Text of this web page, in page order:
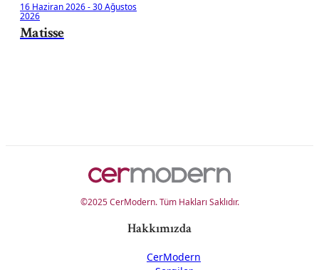
16 Haziran 2026-30 Ağustos
2026
Matisse
©2025 CerModern. Tüm Hakları Saklıdır.
Hakkımızda
CerModern